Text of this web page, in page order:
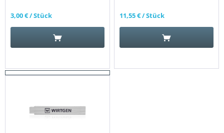
3,00 €/ Stück 11,55 €/ Stück